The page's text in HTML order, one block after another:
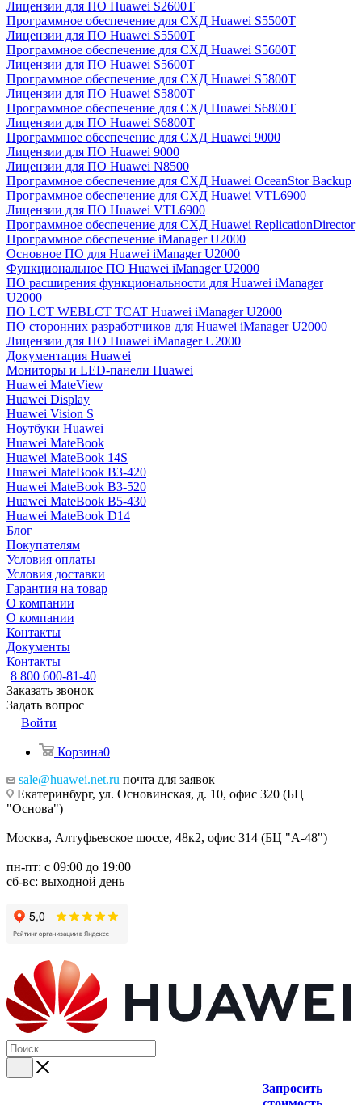
Лицензии для ПО Huawei S2600T
Программное обеспечение для СХД Huawei S5500T
Лицензии для ПО Huawei S5500T
Программное обеспечение для СХД Huawei S5600T
Лицензии для ПО Huawei S5600T
Программное обеспечение для СХД Huawei S5800T
Лицензии для ПО Huawei S5800T
Программное обеспечение для СХД Huawei S6800T
Лицензии для ПО Huawei S6800T
Программное обеспечение для СХД Huawei 9000
Лицензии для ПО Huawei 9000
Лицензии для ПО Huawei N8500
Программное обеспечение для СХД Huawei OceanStor Backup
Программное обеспечение для СХД Huawei VTL6900
Лицензии для ПО Huawei VTL6900
Программное обеспечение для СХД Huawei ReplicationDirector
Программное обеспечение iManager U2000
Основное ПО для Huawei iManager U2000
Функциональное ПО Huawei iManager U2000
ПО расширения функциональности для Huawei iManager
U2000
ПО LCT WEBLCT TCAT Huawei iManager U2000
ПО сторонних разработчиков для Huawei iManager U2000
Лицензии для ПО Huawei iManager U2000
Документация Huawei
Мониторы и LED-панели Huawei
Huawei MateView
Huawei Display
Huawei Vision S
Ноутбуки Huawei
Huawei MateBook
Huawei MateBook 14S
Huawei MateBook B3-420
Huawei MateBook B3-520
Huawei MateBook B5-430
Huawei MateBook D14
Блог
Покупателям
Условия оплаты
Условия доставки
Гарантия на товар
О компании
О компании
Контакты
Документы
Контакты
8 800 600-81-40
Заказать звонок
Задать вопрос
Войти
Корзина0
sale@huawei.net.ru почта для заявок
Екатеринбург, ул. Основинская, д. 10, офис 320 (БЦ
"Основа")
Москва, Алтуфьевское шоссе, 48к2, офис 314 (БЦ "А-48")
пн-пт: с 09:00 до 19:00
сб-вс: выходной день
Запросить